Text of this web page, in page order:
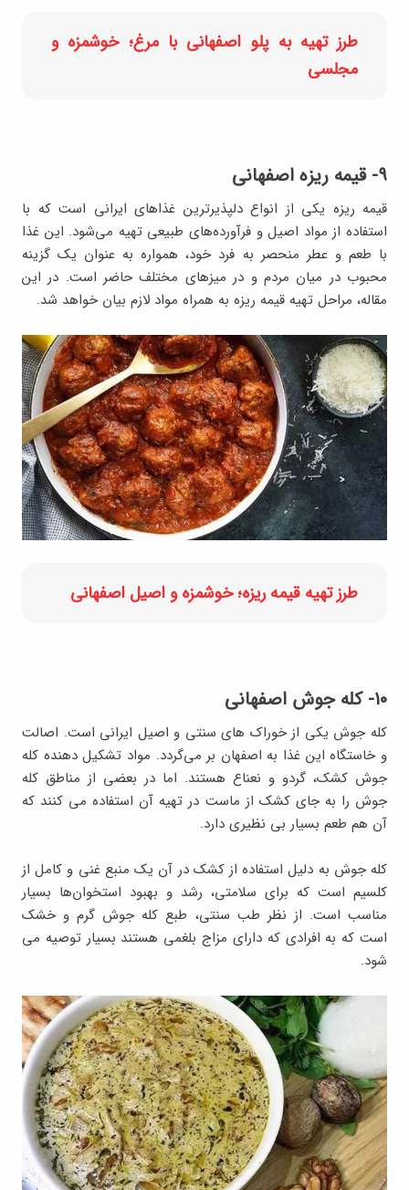
طرز تهیه به پلو اصفهانی با مرغ؛ خوشمزه و
مجلسی
۹- قیمه ریزه اصفهانی
قیمه ریزه یکی از انواع دلپذیرترین غذاهای ایرانی است که با
استفاده از مواد اصیل و فرآورده‌های طبیعی تهیه می‌شود. این غذا
با طعم و عطر منحصر به فرد خود، همواره به عنوان یک گزینه
محبوب در میان مردم و در میزهای مختلف حاضر است. در این
مقاله، مراحل تهیه قیمه ریزه به همراه مواد لازم بیان خواهد شد.
طرز تهیه قیمه ریزه؛ خوشمزه و اصیل اصفهانی
۱۰- کله جوش اصفهانی
کله جوش یکی از خوراک های سنتی و اصیل ایرانی است. اصالت
و خاستگاه این غذا به اصفهان بر می‌گردد. مواد تشکیل دهنده کله
جوش کشک، گردو و نعناع هستند. اما در بعضی از مناطق کله
جوش را به جای کشک از ماست در تهیه آن استفاده می کنند که
آن هم طعم بسیار بی نظیری دارد.
کله جوش به دلیل استفاده از کشک در آن یک منبع غنی و کامل از
کلسیم است که برای سلامتی، رشد و بهبود استخوان‌ها بسیار
مناسب است. از نظر طب سنتی، طبع کله جوش گرم و خشک
است که به افرادی که دارای مزاج بلغمی هستند بسیار توصیه می
شود.